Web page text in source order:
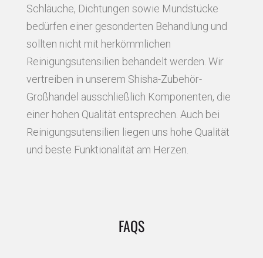
Schläuche, Dichtungen sowie Mundstücke
bedürfen einer gesonderten Behandlung und
sollten nicht mit herkömmlichen
Reinigungsutensilien behandelt werden. Wir
vertreiben in unserem Shisha-Zubehör-
Großhandel ausschließlich Komponenten, die
einer hohen Qualität entsprechen. Auch bei
Reinigungsutensilien liegen uns hohe Qualität
und beste Funktionalität am Herzen.
FAQS